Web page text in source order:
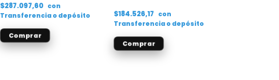
$287.097,60 con
Transferencia o depósito
$184.526,17 con
Transferencia o depósito